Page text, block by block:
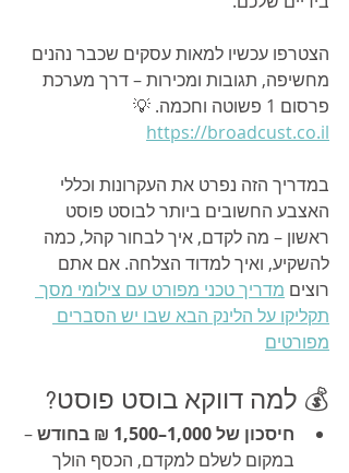
הצטרפו עכשיו למאות עסקים שכבר נהנים
מחשיפה, תגובות ומכירות – דרך מערכת
פרסום 1 פשוטה וחכמה. 💡
https://broadcust.co.il
במדריך הזה נפרט את העקרונות וכללי
האצבע החשובים ביותר לבוסט פוסט
ראשון – מה לקדם, איך לבחור קהל, כמה
להשקיע, ואיך למדוד הצלחה. אם אתם
רוצים מדריך טכני מפורט עם צילומי מסך
תקליקו על הלינק הבא שבו יש הסברים
מפורטים
💰 למה דווקא בוסט פוסט?
חיסכון של 1,000–1,500 ₪ בחודש
–
במקום לשלם למקדם, הכסף הולך